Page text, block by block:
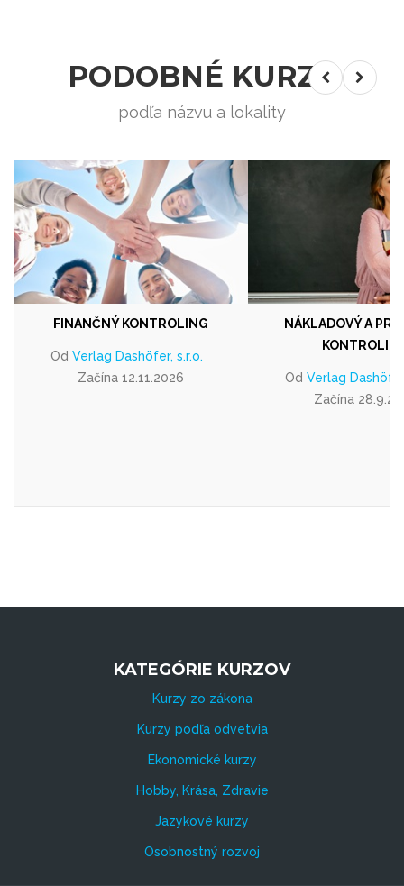
PODOBNÉ KURZY
podľa názvu a lokality
FINANČNÝ KONTROLING
Od Verlag Dashöfer, s.r.o.
Začína 12.11.2026
NÁKLADOVÝ A
Od Verlag
Začína
KATEGÓRIE KURZOV
Kurzy zo zákona
Kurzy podľa odvetvia
Ekonomické kurzy
Hobby, Krása, Zdravie
Jazykové kurzy
Osobnostný rozvoj